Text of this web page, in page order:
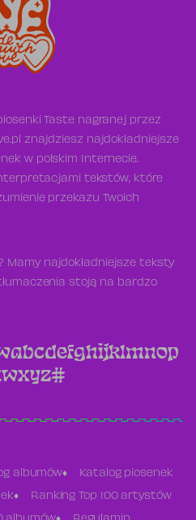
Taste nagranej przez
znajdziesz najdokładniejsze
w polskim Internecie.
tekstów, które
przekazu Twoich
Mamy najdokładniejsze teksty
stoją na bardzo
abcdefghijklmnop
wxyz#
albumów Katalog piosenek
Ranking Top 100 artystów